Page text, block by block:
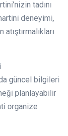
tadını
deneyimi,
güncel bilgileri
planlayabilir
organize